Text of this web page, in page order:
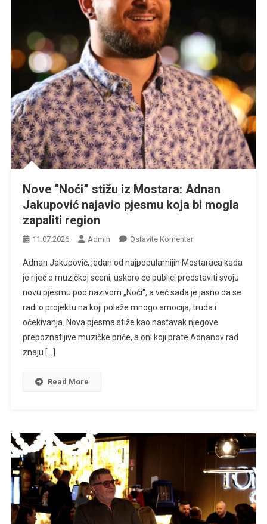
Nove “Noći” stižu iz Mostara: Adnan
Jakupović najavio pjesmu koja bi mogla
zapaliti region
11.07.2026 Admin Ostavite KomentarNa
“Noći”
Stižu
Iz
Mostara:
Adnan
Jakupović
Adnan Jakupović, jedan od najpopularnijih Mostaraca kada
je riječ o muzičkoj sceni, uskoro će publici predstaviti svoju
novu pjesmu pod nazivom „Noći“, a već sada je jasno da se
radi o projektu na koji polaže mnogo emocija, truda i
očekivanja. Nova pjesma stiže kao nastavak njegove
prepoznatljive muzičke priče, a oni koji prate Adnanov rad
znaju […]
Read More